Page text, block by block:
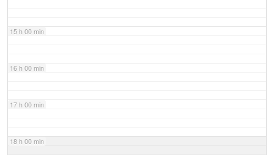
15 h 00 min
16 h 00 min
17 h 00 min
18 h 00 min